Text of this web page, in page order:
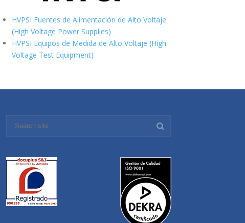
HVPSI Fuentes de Alimentación de Alto Voltaje
(High Voltage Power Supplies)
HVPSI Equipos de Medida de Alto Voltaje (High
Voltage Test Equipment)